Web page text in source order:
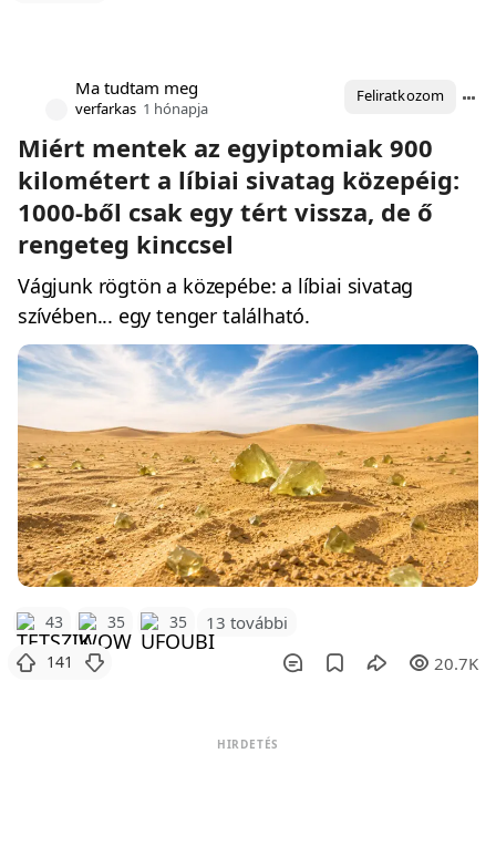
Ma tudtam meg
verfarkas 1 hónapja
Feliratkozom
Miért mentek az egyiptomiak 900
kilométert a líbiai sivatag közepéig:
1000-ből csak egy tért vissza, de ő
rengeteg kinccsel
Vágjunk rögtön a közepébe: a líbiai sivatag
szívében... egy tenger található.
43 35 35 13 további
141 20.7K
HIRDETÉS